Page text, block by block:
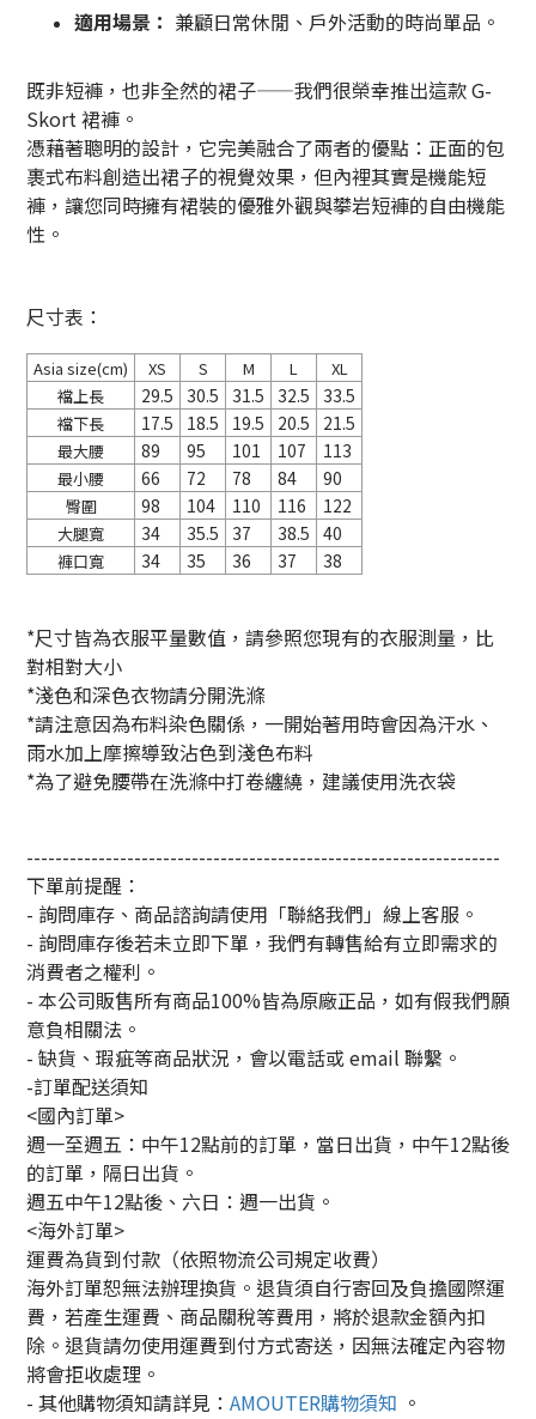
適用場景： 兼顧日常休閒、戶外活動的時尚單品。
既非短褲，也非全然的裙子——我們很榮幸推出這款 G-
Skort 裙褲。
憑藉著聰明的設計，它完美融合了兩者的優點：正面的包
裹式布料創造出裙子的視覺效果，但內裡其實是機能短
褲，讓您同時擁有裙裝的優雅外觀與攀岩短褲的自由機能
性。
尺寸表：
Asia size(cm) XS S M L
XL
襠上長
29.5 30.5 31.5 32.5 33.5
襠下長 17.5 18.5 19.5 20.5 21.5
最大腰 89 95 101 107 113
最小腰 66 72 78 84 90
臀圍 98 104 110 116 122
大腿寬 34 35.5 37 38.5 40
褲口寬 34 35 36 37 38
*尺寸皆為衣服平量數值，請參照您現有的衣服測量，比
對相對大小
*淺色和深色衣物請分開洗滌
*請注意因為布料染色關係，一開始著用時會因為汗水、
雨水加上摩擦導致沾色到淺色布料
*為了避免腰帶在洗滌中打卷纏繞，建議使用洗衣袋
------------------------------------------------------------------
下單前提醒：
- 詢問庫存、商品諮詢請使用「聯絡我們」線上客服。
- 詢問庫存後若未立即下單，我們有轉售給有立即需求的
消費者之權利。
- 本公司販售所有商品100%皆為原廠正品，如有假我們願
意負相關法。
- 缺貨、瑕疵等商品狀況，會以電話或 email 聯繫。
-訂單配送須知
<國內訂單>
週一至週五：中午12點前的訂單，當日出貨，中午12點後
的訂單，隔日出貨。
週五中午12點後、六日：週一出貨。
<海外訂單>
運費為貨到付款（依照物流公司規定收費）
海外訂單恕無法辦理換貨。退貨須自行寄回及負擔國際運
費，若產生運費、商品關稅等費用，將於退款金額內扣
除。退貨請勿使用運費到付方式寄送，因無法確定內容物
將會拒收處理。
- 其他購物須知請詳見： AMOUTER購物須知 。